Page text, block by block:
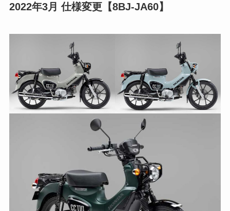
2022年3月 仕様変更【8BJ-JA60】